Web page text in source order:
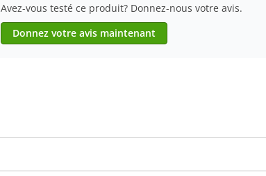
Avez-vous testé ce produit? Donnez-nous votre avis.
Donnez votre avis maintenant